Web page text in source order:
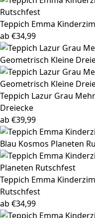
Teppich Emma
ab €34,99
Teppich Lazur Grau
Dreiecke
ab €39,99
Teppich Emma
Rutschfest
ab €34,99